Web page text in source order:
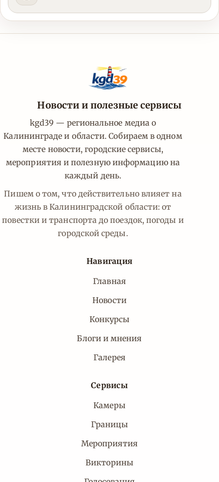
Новости и полезные сервисы
kgd39 — региональное медиа о
Калининграде и области. Собираем в одном
месте новости, городские сервисы,
мероприятия и полезную информацию на
каждый день.
Пишем о том, что действительно влияет на
жизнь в Калининградской области: от
повестки и транспорта до поездок, погоды и
городской среды.
Навигация
Главная
Новости
Конкурсы
Блоги и мнения
Галерея
Сервисы
Камеры
Границы
Мероприятия
Викторины